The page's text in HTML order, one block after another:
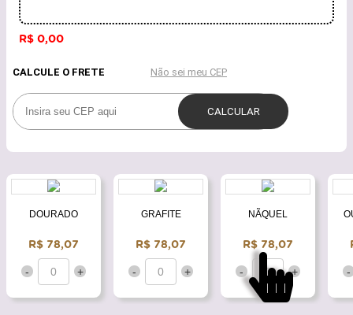
R$ 0,00
DOURADO
R$ 78,07
- +
GRAFITE
R$ 78,07
- +
NÃQUEL
R$ 78,07
- + -